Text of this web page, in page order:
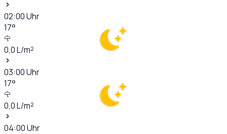
02:00Uhr
17°
0,0L/m²
03:00Uhr
17°
0,0L/m²
04:00Uhr